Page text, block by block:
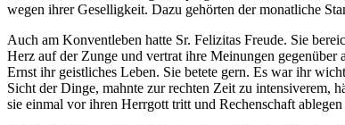
wegen ihrer Geselligkeit. Dazu gehörten der monatliche
Auch am Konventleben hatte Sr. Felizitas Freude. Sie
Herz auf der Zunge und vertrat ihre Meinungen
Ernst ihr geistliches Leben. Sie betete gern. Es war ihr
Sicht der Dinge, mahnte zur rechten Zeit zu intensiverem,
sie einmal vor ihren Herrgott tritt und Rechenschaft ablegen